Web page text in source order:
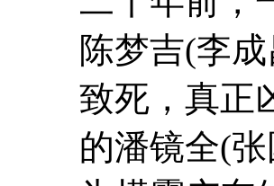
陈梦吉(李
致死，真正
的潘镜全(